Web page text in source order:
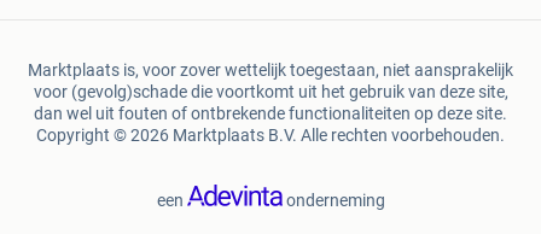
Marktplaats is, voor zover wettelijk toegestaan, niet aansprakelijk
voor (gevolg)schade die voortkomt uit het gebruik van deze site,
dan wel uit fouten of ontbrekende functionaliteiten op deze site.
Copyright © 2026 Marktplaats B.V. Alle rechten voorbehouden.
een onderneming